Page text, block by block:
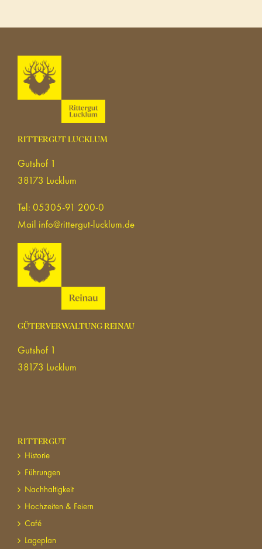
RITTERGUT LUCKLUM
Gutshof 1
38173 Lucklum
Tel: 05305-91 200-0
Mail info@rittergut-lucklum.de
GÜTERVERWALTUNG REINAU
Gutshof 1
38173 Lucklum
RITTERGUT
Historie
Führungen
Nachhaltigkeit
Hochzeiten & Feiern
Café
Lageplan